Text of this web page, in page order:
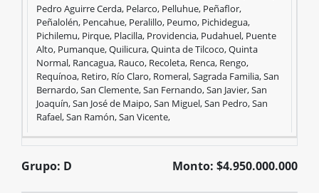
Pedro Aguirre Cerda, Pelarco, Pelluhue, Peñaflor,
Peñalolén, Pencahue, Peralillo, Peumo, Pichidegua,
Pichilemu, Pirque, Placilla, Providencia, Pudahuel, Puente
Alto, Pumanque, Quilicura, Quinta de Tilcoco, Quinta
Normal, Rancagua, Rauco, Recoleta, Renca, Rengo,
Requínoa, Retiro, Río Claro, Romeral, Sagrada Familia, San
Bernardo, San Clemente, San Fernando, San Javier, San
Joaquín, San José de Maipo, San Miguel, San Pedro, San
Rafael, San Ramón, San Vicente,
Grupo: D Monto: $4.950.000.000